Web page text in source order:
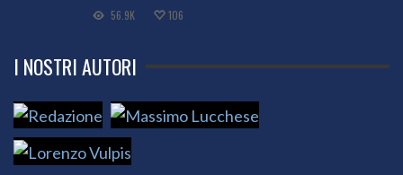
56.9K 106
I NOSTRI AUTORI